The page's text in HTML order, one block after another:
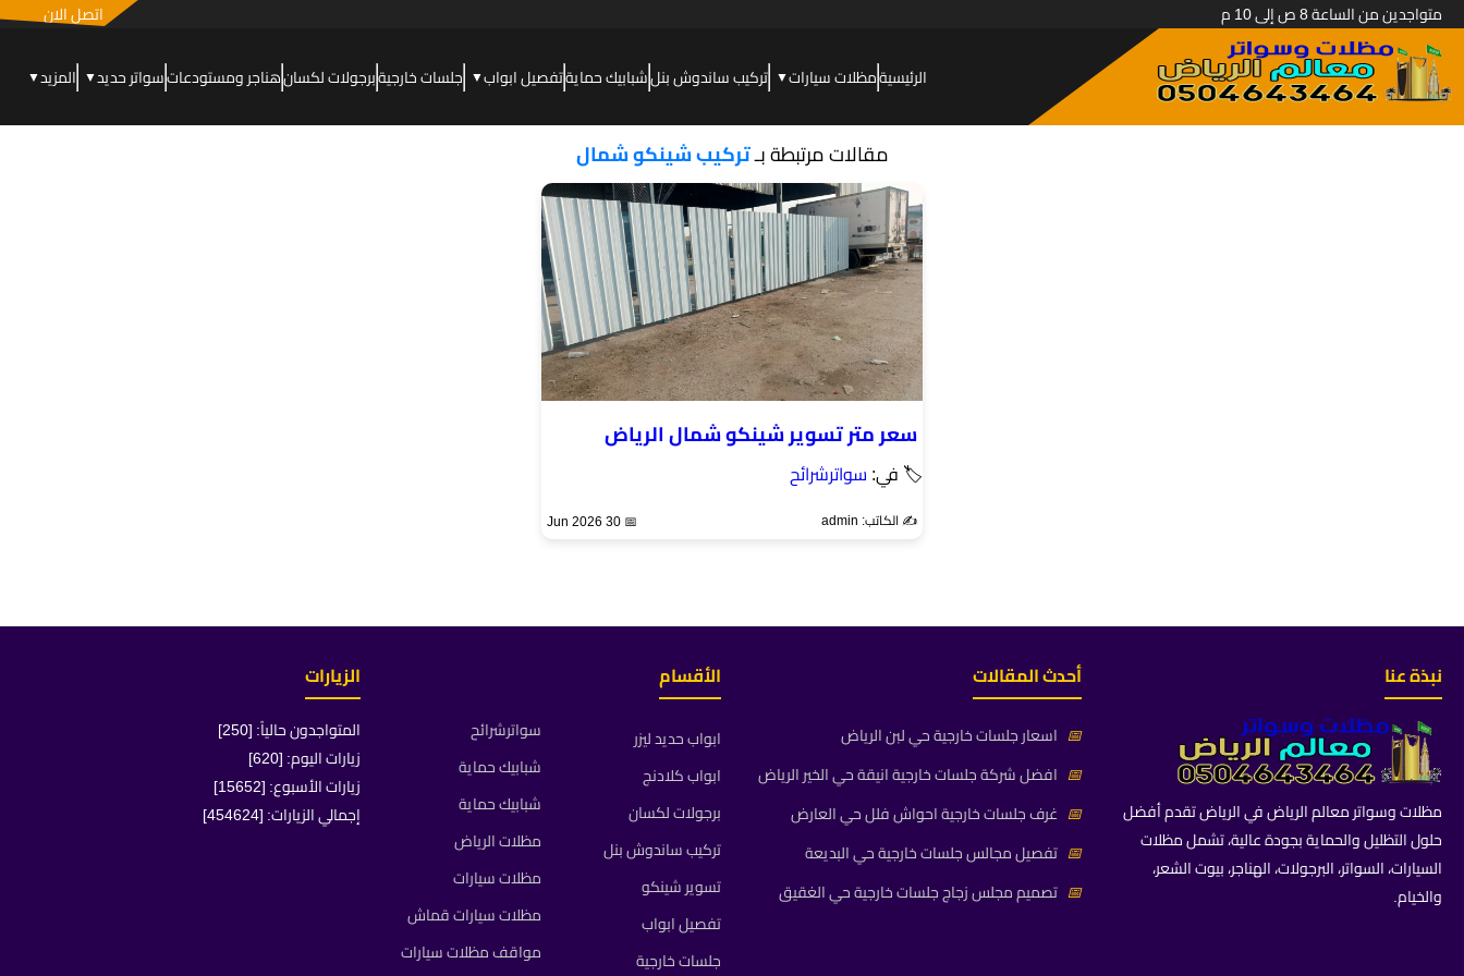
متواجدين من الساعة 8 ص إلى 10 م اتصل الان
الرئيسيةمظلات سيارات▼ تركيب ساندوش بنلشبابيك حمايةتفصيل ابواب▼ جلسات خارجيةبرجولات لكسانهناجر ومستودعاتسواتر حديد▼ المزيد▼
مقالات مرتبطة بـتركيب شينكو شمال
سعر متر تسوير شينكو شمال الرياض
🏷 في: سواترشرائح
✍️ الكاتب: admin 📅 30 Jun 2026
نبذة عنا
مظلات وسواتر معالم الرياض في الرياض تقدم أفضل
حلول التظليل والحماية بجودة عالية، تشمل مظلات
السيارات، السواتر، البرجولات، الهناجر، بيوت الشعر،
والخيام.
أحدث المقالات
📅 اسعار جلسات خارجية حي لبن الرياض
📅 افضل شركة جلسات خارجية انيقة حي الخير الرياض
📅 غرف جلسات خارجية احواش فلل حي العارض
📅 تفصيل مجالس جلسات خارجية حي البديعة
📅 تصميم مجلس زجاج جلسات خارجية حي الغقيق
الأقسام
ابواب حديد ليزر
ابواب كلادنج
برجولات لكسان
تركيب ساندوش بنل
تسوير شينكو
تفصيل ابواب
جلسات خارجية
سواترشرائح
شبابيك حماية
شبابيك حماية
مظلات الرياض
مظلات سيارات
مظلات سيارات قماش
مواقف مظلات سيارات
الزيارات
المتواجدون حالياً: [250]
زيارات اليوم: [620]
زيارات الأسبوع: [15652]
إجمالي الزيارات: [454624]